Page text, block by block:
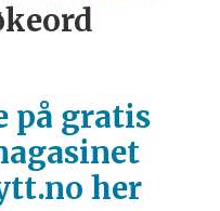
på gratis
her